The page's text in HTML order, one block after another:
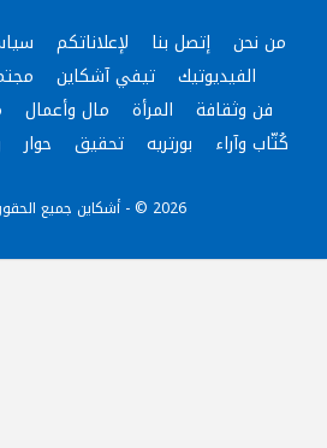
من نحن إتصل بنا لإعلاناتكم
الفيديوتيك
تيفي آشكاين
فن وثقافة
المرأة مال وأعمال
كُتّاب وآراء
بورتريه تحقيق حوار
2026 © - أشكاين جميع الحقوق محفوظة